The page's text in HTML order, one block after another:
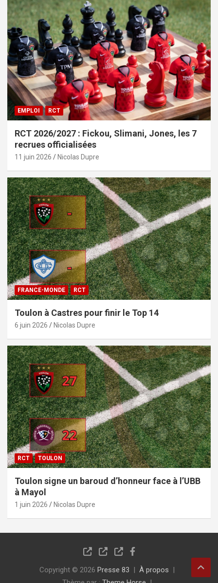
EMPLOI RCT
RCT 2026/2027 : Fickou, Slimani, Jones, les 7
recrues officialisées
11 juin 2026 Nicolas Dupre
FRANCE-MONDE RCT
Toulon à Castres pour finir le Top 14
6 juin 2026 Nicolas Dupre
RCT TOULON
Toulon signe un baroud d’honneur face à l’UBB
à Mayol
1 juin 2026 Nicolas Dupre
Copyright © 2026 Presse 83
À propos